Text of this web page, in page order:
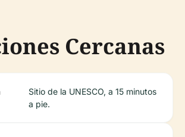
Cercanas
Sitio de la UNESCO, a 15 minutos
a pie.